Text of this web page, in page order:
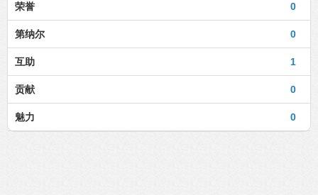
0
荣誉
0
第纳尔
1
互助
0
贡献
0
魅力